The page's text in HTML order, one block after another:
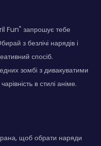
Fun" запрошує тебе
з безлічі нарядів і
спосіб.
зомбі з дивакуватими
в стилі аніме.
щоб обрати наряди